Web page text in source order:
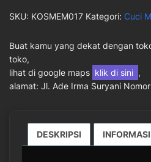
SKU: KOSMEM017 Kategori: Cuci
Buat kamu yang dekat dengan
toko,
lihat di google maps klik di sini ,
alamat: Jl. Ade Irma Suryani
DESKRIPSI